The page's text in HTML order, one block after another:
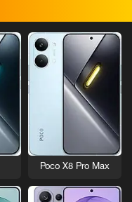
Poco X8 Pro Max